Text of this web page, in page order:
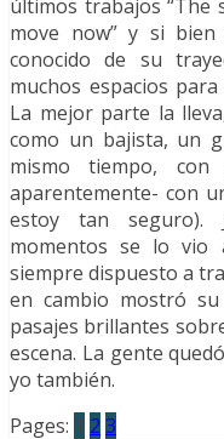
últimos trabajos “The
move now” y si
conocido de su
muchos espacios
La mejor parte la
como un bajista, un
mismo tiempo,
aparentemente- con
estoy tan seguro).
momentos se lo vio
siempre dispuesto a
en cambio mostró
pasajes brillantes
escena. La gente
yo también.
Pages: 1 2 3